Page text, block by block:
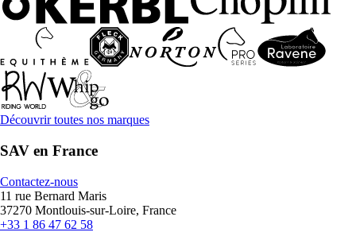
Découvrir toutes nos marques
SAV en France
Contactez-nous
11 rue Bernard Maris
37270 Montlouis-sur-Loire, France
+33 1 86 47 62 58